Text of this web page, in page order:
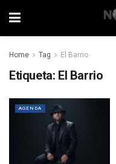
Home Tag El Barrio
Etiqueta: El Barrio
AGENDA